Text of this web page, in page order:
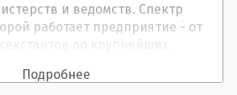
и ведомств. Спектр
работает предприятие - от
до крупнейших
Подробнее